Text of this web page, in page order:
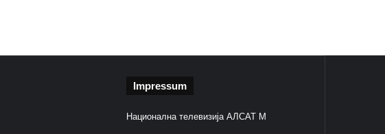
Impressum
Национална телевизија АЛСАТ М